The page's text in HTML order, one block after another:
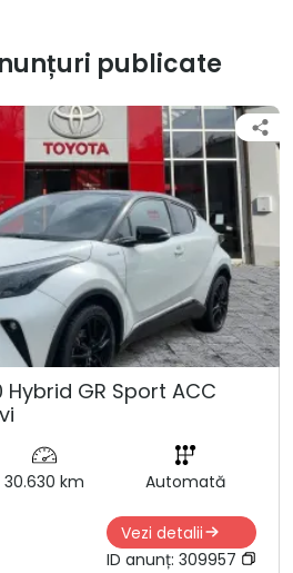
publicate
Hybrid GR Sport ACC
30.630 km Automată
Vezi detalii
ID anunț: 309957